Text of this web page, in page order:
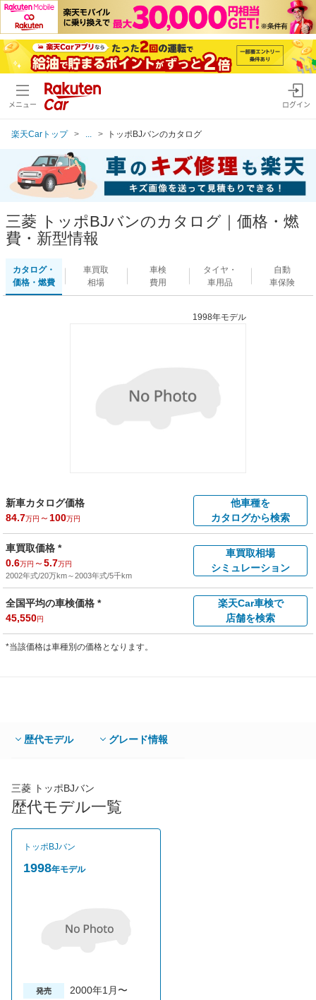
メニュー ログイン
楽天Carトップ トッポBJバンのカタログ
三菱 トッポBJバンのカタログ｜価格・燃
費・新型情報
カタログ・
価格・燃費
車買取
相場
車検
費用
タイヤ・
車用品
自動
車保険
1998年モデル
新車カタログ価格
84.7万円 ～ 100万円
他車種を
カタログから検索
車買取価格 *
0.6万円 ～5.7万円
2002年式/20万km～2003年式/5千km
車買取相場
シミュレーション
全国平均の車検価格 *
45,550円
楽天Car車検で
店舗を検索
*当該価格は車種別の価格となります。
歴代モデル グレード情報
三菱 トッポBJバン
歴代モデル一覧
トッポBJバン
1998年モデル
発売 2000年1月〜